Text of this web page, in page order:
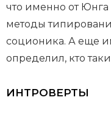
что именно от
методы
соционика. А еще
определил, кто
ИНТРОВЕРТЫ